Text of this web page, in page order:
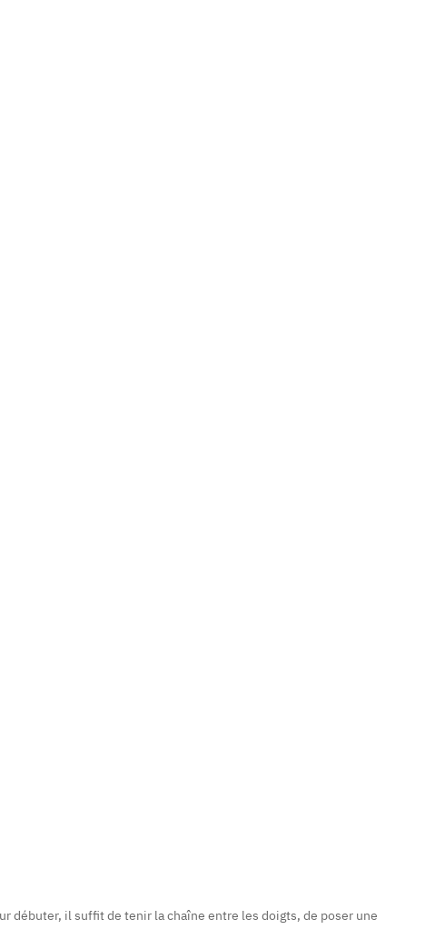
débuter, il suffit de tenir la chaîne entre les doigts, de poser une